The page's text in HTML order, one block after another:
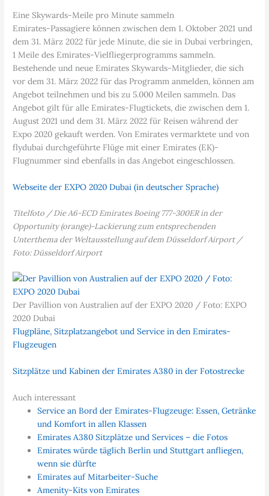
Eine Skywards-Meile pro Minute sammeln
Emirates-Passagiere können zwischen dem 1. Oktober 2021 und
dem 31. März 2022 für jede Minute, die sie in Dubai verbringen,
1 Meile des Emirates-Vielfliegerprogramms sammeln.
Bestehende und neue Emirates Skywards-Mitglieder, die sich
vor dem 31. März 2022 für das Programm anmelden, können am
Angebot teilnehmen und bis zu 5.000 Meilen sammeln. Das
Angebot gilt für alle Emirates-Flugtickets, die zwischen dem 1.
August 2021 und dem 31. März 2022 für Reisen während der
Expo 2020 gekauft werden. Von Emirates vermarktete und von
flydubai durchgeführte Flüge mit einer Emirates (EK)-
Flugnummer sind ebenfalls in das Angebot eingeschlossen.
Webseite der EXPO 2020 Dubai (in deutscher Sprache)
Titelfoto / Die A6-ECD Emirates Boeing 777-300ER in der
Opportunity (orange)-Lackierung zum entsprechenden
Unterthema der Weltausstellung auf dem Düsseldorf Airport /
Foto: Düsseldorf Airport
Der Pavillion von Australien auf der EXPO 2020 / Foto: EXPO
2020 Dubai
Flugpläne, Sitzplatzangebot und Service in den Emirates-
Flugzeugen
Sitzplätze und Kabinen der Emirates A380 in der Fotostrecke
Auch interessant
Service an Bord der Emirates-Flugzeuge: Essen, Getränke
und Komfort in allen Klassen
Emirates A380 Sitzplätze und Services – die Fotos
Emirates würde täglich Berlin und Stuttgart anfliegen,
wenn sie dürfte
Emirates auf Mitarbeiter-Suche
Amenity-Kits von Emirates